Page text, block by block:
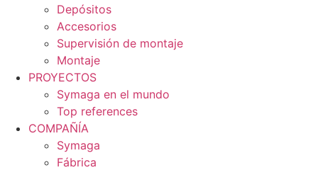
Depósitos
Accesorios
Supervisión de montaje
Montaje
PROYECTOS
Symaga en el mundo
Top references
COMPAÑÍA
Symaga
Fábrica